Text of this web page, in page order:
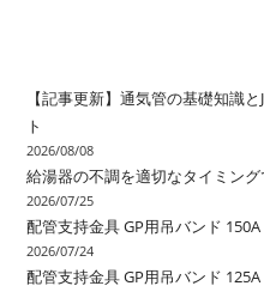
【記事更新】通気管の基礎知識
ト
2026/08/08
給湯器の不調を適切なタイミン
2026/07/25
配管支持金具 GP用吊バンド 150A
2026/07/24
配管支持金具 GP用吊バンド 125A